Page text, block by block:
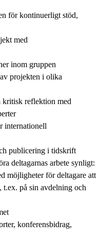
för kontinuerligt stöd,
med
inom gruppen
projekten i olika
kritisk reflektion med
internationell
publicering i tidskrift
deltagarnas arbete synligt:
möjligheter för deltagare att
på sin avdelning och
konferensbidrag,